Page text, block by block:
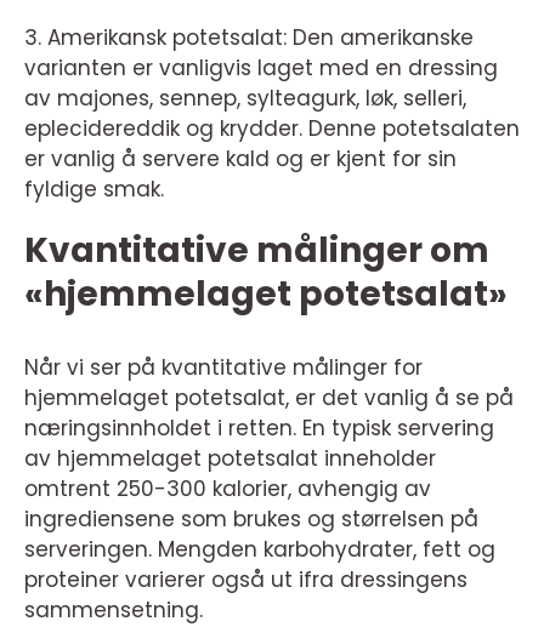
3. Amerikansk potetsalat: Den amerikanske
varianten er vanligvis laget med en dressing
av majones, sennep, sylteagurk, løk, selleri,
eplecidereddik og krydder. Denne potetsalaten
er vanlig å servere kald og er kjent for sin
fyldige smak.
Kvantitative målinger om
«hjemmelaget potetsalat»
Når vi ser på kvantitative målinger for
hjemmelaget potetsalat, er det vanlig å se på
næringsinnholdet i retten. En typisk servering
av hjemmelaget potetsalat inneholder
omtrent 250-300 kalorier, avhengig av
ingrediensene som brukes og størrelsen på
serveringen. Mengden karbohydrater, fett og
proteiner varierer også ut ifra dressingens
sammensetning.